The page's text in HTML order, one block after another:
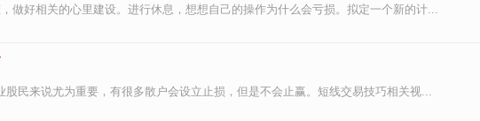
做好相关的心里建设。进行休息，想想自己的操作为什么会亏损。拟定一个新的计...
民来说尤为重要，有很多散户会设立止损，但是不会止赢。短线交易技巧相关视...